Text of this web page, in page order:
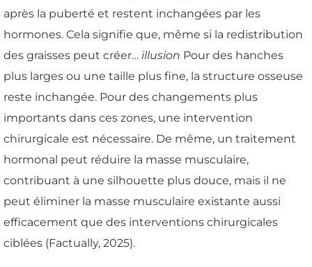
après la puberté et restent inchangées par les
hormones. Cela signifie que, même si la redistribution
des graisses peut créer… illusion Pour des hanches
plus larges ou une taille plus fine, la structure osseuse
reste inchangée. Pour des changements plus
importants dans ces zones, une intervention
chirurgicale est nécessaire. De même, un traitement
hormonal peut réduire la masse musculaire,
contribuant à une silhouette plus douce, mais il ne
peut éliminer la masse musculaire existante aussi
efficacement que des interventions chirurgicales
ciblées (Factually, 2025).